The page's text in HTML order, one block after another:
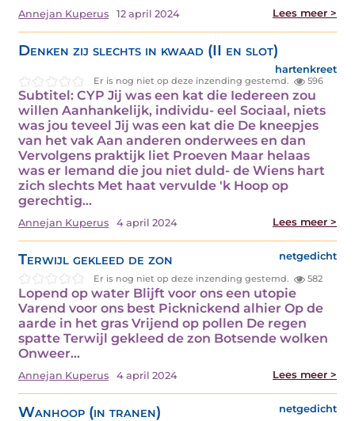
Annejan Kuperus 12 april 2024 Lees meer >
Denken zij slechts in kwaad (II en slot)
hartenkreet
Er is nog niet op deze inzending gestemd. 596
Subtitel: CYP Jij was een kat die Iedereen zou
willen Aanhankelijk, individu- eel Sociaal, niets
was jou teveel Jij was een kat die De kneepjes
van het vak Aan anderen onderwees en dan
Vervolgens praktijk liet Proeven Maar helaas
was er Iemand die jou niet duld- de Wiens hart
zich slechts Met haat vervulde 'k Hoop op
gerechtig…
Annejan Kuperus 4 april 2024 Lees meer >
Terwijl gekleed de zon netgedicht
Er is nog niet op deze inzending gestemd. 582
Lopend op water Blijft voor ons een utopie
Varend voor ons best Picknickend alhier Op de
aarde in het gras Vrijend op pollen De regen
spatte Terwijl gekleed de zon Botsende wolken
Onweer…
Annejan Kuperus 4 april 2024 Lees meer >
Wanhoop (in tranen) netgedicht